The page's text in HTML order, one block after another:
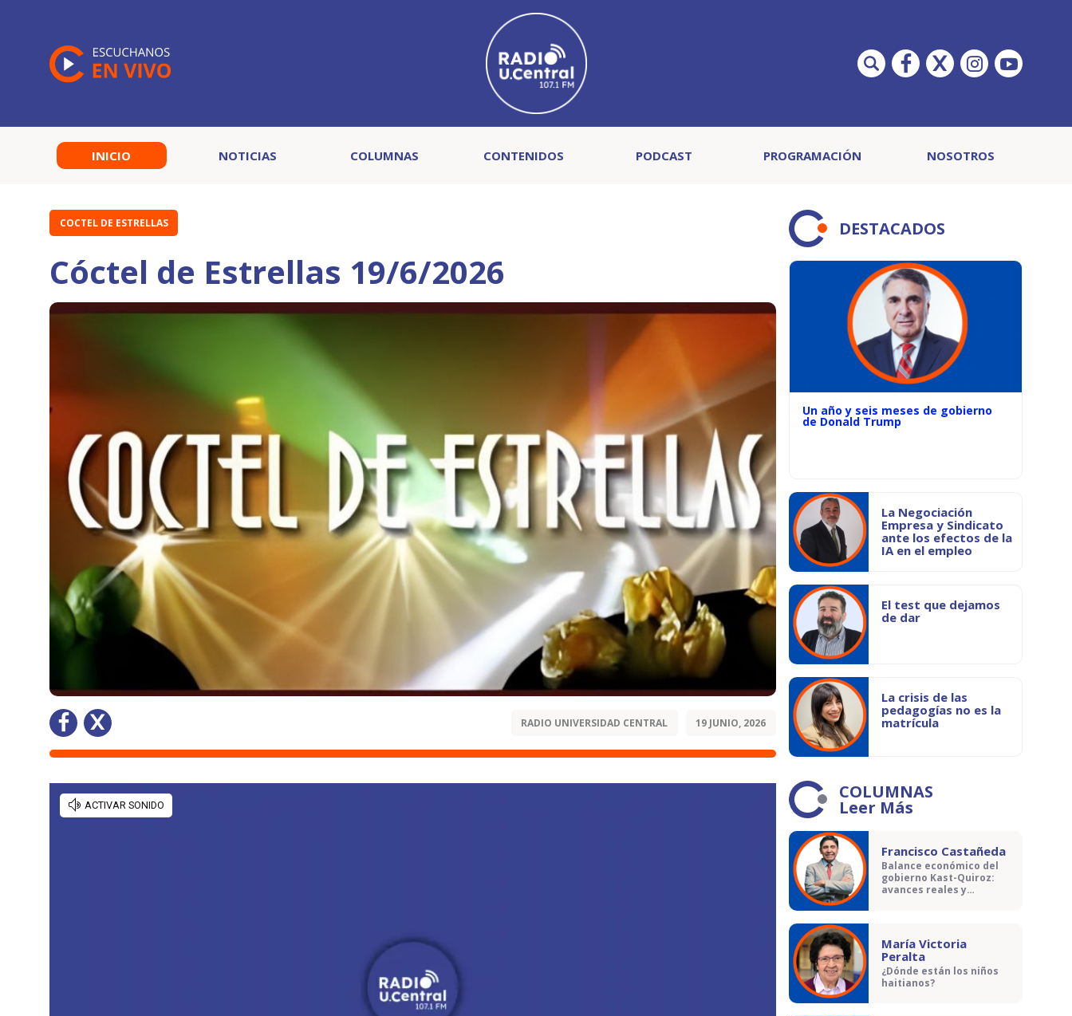
INICIO NOTICIAS COLUMNAS CONTENIDOS PODCAST PROGRAMACIÓN NOSOTROS
COCTEL DE ESTRELLAS
Cóctel de Estrellas 19/6/2026
RADIO UNIVERSIDAD CENTRAL 19 JUNIO, 2026
DESTACADOS
Un año y seis meses de gobierno
de Donald Trump
La Negociación
Empresa y Sindicato
ante los efectos de la
IA en el empleo
El test que dejamos
de dar
La crisis de las
pedagogías no es la
matrícula
COLUMNAS
Leer Más
Francisco Castañeda
Balance económico del
gobierno Kast-Quiroz:
avances reales y
María Victoria
Peralta
¿Dónde están los niños
haitianos?